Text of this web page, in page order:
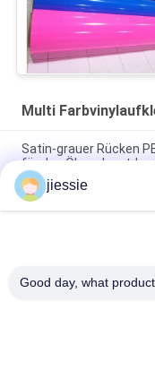
Multi
Satin-grauer Rücken
für den
Glanz / Matte Karton
Aufkleber Farbschneid
Glatte/Matte Color
jiessie
Good day, what